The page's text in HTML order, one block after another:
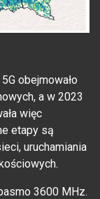
obejmowało
a w 2023
więc
etapy są
uruchamiania
3600 MHz.